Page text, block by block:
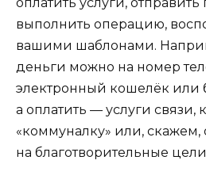
выполнить операцию,
вашими шаблонами.
деньги можно на номер
электронный кошелёк или
а оплатить — услуги связи,
«коммуналку» или, скажем,
на благотворительные